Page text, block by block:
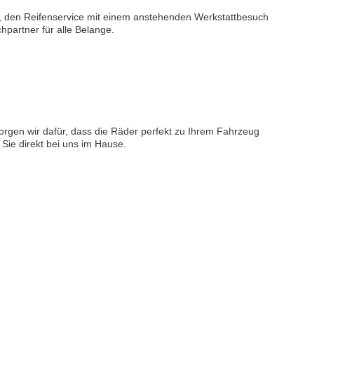
Reifenservice mit einem anstehenden Werkstattbesuch
für alle Belange.
wir dafür, dass die Räder perfekt zu Ihrem Fahrzeug
direkt bei uns im Hause.